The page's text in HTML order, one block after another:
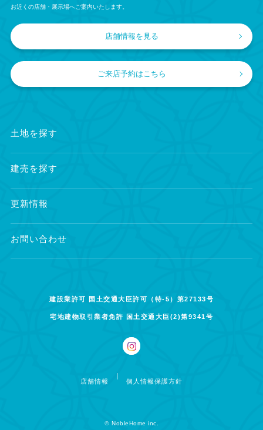
お近くの店舗・展示場へご案内いたします。
店舗情報を見る
ご来店予約はこちら
土地を探す
建売を探す
更新情報
お問い合わせ
建設業許可 国土交通大臣許可（特-5）第27133号
宅地建物取引業者免許 国土交通大臣(2)第9341号
店舗情報 個人情報保護方針
© NobleHome inc.